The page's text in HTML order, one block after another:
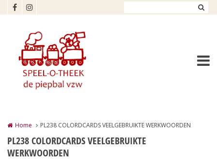
Overslaan en naar de inhoud gaan
Home PL238 COLORDCARDS VEELGEBRUIKTE WERKWOORDEN
PL238 COLORDCARDS VEELGEBRUIKTE
WERKWOORDEN